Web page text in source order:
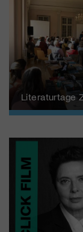
Autor:innen
Literaturtage
Kunst &
Buchtipps